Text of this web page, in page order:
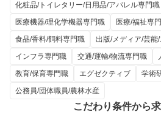
化粧品/トイレタリー/日用品/アパレル専門職
医療機器/理化学機器専門職
医療/福祉専
食品/香料/飼料専門職
出版/メディア/芸能
インフラ専門職
交通/運輸/物流専門職
教育/保育専門職
エグゼクティブ
学術
公務員/団体職員/農林水産
こだわり条件から